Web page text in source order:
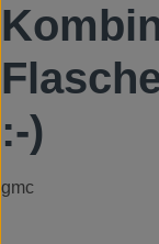
:-)
gmc